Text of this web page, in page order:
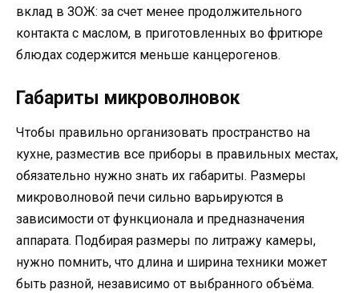
вклад в ЗОЖ: за счет менее продолжительного
контакта с маслом, в приготовленных во фритюре
блюдах содержится меньше канцерогенов.
Габариты микроволновок
Чтобы правильно организовать пространство на
кухне, разместив все приборы в правильных местах,
обязательно нужно знать их габариты. Размеры
микроволновой печи сильно варьируются в
зависимости от функционала и предназначения
аппарата. Подбирая размеры по литражу камеры,
нужно помнить, что длина и ширина техники может
быть разной, независимо от выбранного объёма.